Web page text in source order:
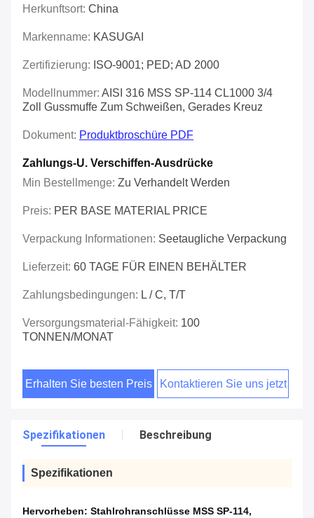
Herkunftsort: China
Markenname: KASUGAI
Zertifizierung: ISO-9001; PED; AD 2000
Modellnummer: AISI 316 MSS SP-114 CL1000 3/4
Zoll Gussmuffe Zum Schweißen, Gerades Kreuz
Dokument: Produktbroschüre PDF
Zahlungs-U. Verschiffen-Ausdrücke
Min Bestellmenge: Zu Verhandelt Werden
Preis: PER BASE MATERIAL PRICE
Verpackung Informationen: Seetaugliche Verpackung
Lieferzeit: 60 TAGE FÜR EINEN BEHÄLTER
Zahlungsbedingungen: L / C, T/T
Versorgungsmaterial-Fähigkeit: 100
TONNEN/MONAT
Erhalten Sie besten Preis Kontaktieren Sie uns jetzt
Spezifikationen Beschreibung
Spezifikationen
Hervorheben: Stahlrohranschlüsse MSS SP-114,